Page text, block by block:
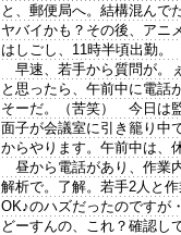
と、郵便局へ。結構混んで
ヤバイかも？その後、アニ
はしごし、11時半頃出勤。
早速、若手から質問が。
と思ったら、午前中に電話
そーだ。（苦笑） 今日は
面子が会議室に引き籠り
からやります。午前中は、
昼から電話があり、作業
解析で。了解。若手2人と
OK♪のハズだったのですが
どーすんの、これ？確認し